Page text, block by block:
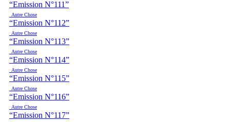
“Emission N°111”
Autre Chose
“Emission N°112”
Autre Chose
“Emission N°113”
Autre Chose
“Emission N°114”
Autre Chose
“Emission N°115”
Autre Chose
“Emission N°116”
Autre Chose
“Emission N°117”